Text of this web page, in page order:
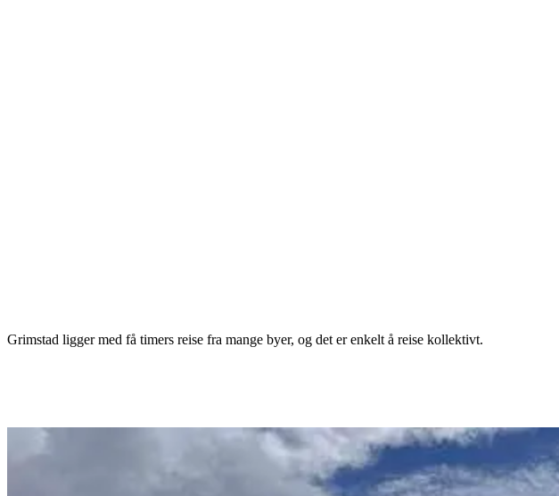
Grimstad ligger med få timers reise fra mange byer, og det er enkelt å reise kollektivt.